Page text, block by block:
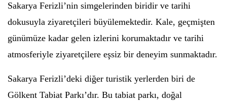
Sakarya Ferizli’nin simgelerinden biridir ve tarihi
dokusuyla ziyaretçileri büyülemektedir. Kale, geçmişten
günümüze kadar gelen izlerini korumaktadır ve tarihi
atmosferiyle ziyaretçilere eşsiz bir deneyim sunmaktadır.
Sakarya Ferizli’deki diğer turistik yerlerden biri de
Gölkent Tabiat Parkı’dır. Bu tabiat parkı, doğal